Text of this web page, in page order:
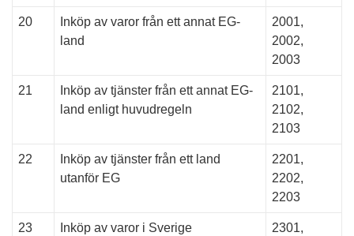
20
Inköp av varor från ett annat EG-
land
2001,
2002,
2003
21
Inköp av tjänster från ett annat EG-
land enligt huvudregeln
2101,
2102,
2103
22
Inköp av tjänster från ett land
utanför EG
2201,
2202,
2203
23 Inköp av varor i Sverige
2301,